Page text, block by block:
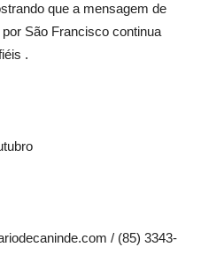
que a mensagem de
São Francisco continua
.
/ (85) 3343-